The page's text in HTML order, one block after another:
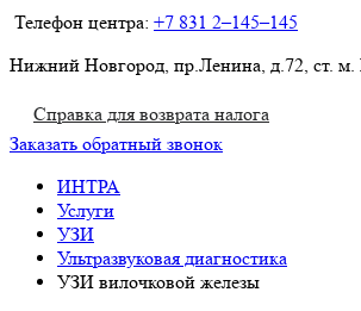
Телефон центра: +7 831 2–145–145
Нижний Новгород, пр.Ленина, д.72, ст. м.
Справка для возврата налога
Заказать обратный звонок
ИНТРА
Услуги
УЗИ
Ультразвуковая диагностика
УЗИ вилочковой железы